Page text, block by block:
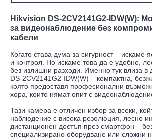
Hikvision DS-2CV2141G2-IDW(W):
за видеонаблюдение без
кабели
Когато става дума за сигурност – искаме
и контрол. Но искаме това да е удобно,
без излишни разходи. Именно тук влиза в
DS-2CV2141G2-IDW(W) – компактна,
която предоставя професионални
хора, които нямат опит с
Тази камера е отличен избор за всеки,
наблюдение с висока резолюция, лесно
дистанционен достъп през смартфон –
специализирано оборудване или сложни